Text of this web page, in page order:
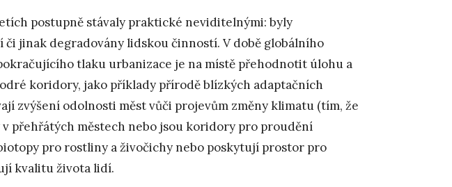
postupně stávaly praktické neviditelnými: byly
či jinak degradovány lidskou činností. V době globálního
tlaku urbanizace je na místě přehodnotit úlohu a
koridory, jako příklady přírodě blízkých adaptačních
zvýšení odolnosti měst vůči projevům změny klimatu (tím, že
přehřátých městech nebo jsou koridory pro proudění
pro rostliny a živočichy nebo poskytují prostor pro
kvalitu života lidí.